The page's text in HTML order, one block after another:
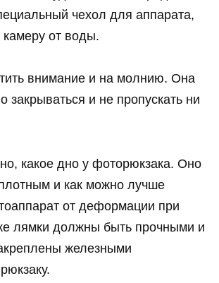
чехол для аппарата,
от воды.
внимание и на молнию. Она
закрываться и не пропускать ни
какое дно у фоторюкзака. Оно
и как можно лучше
от деформации при
лямки должны быть прочными и
железными